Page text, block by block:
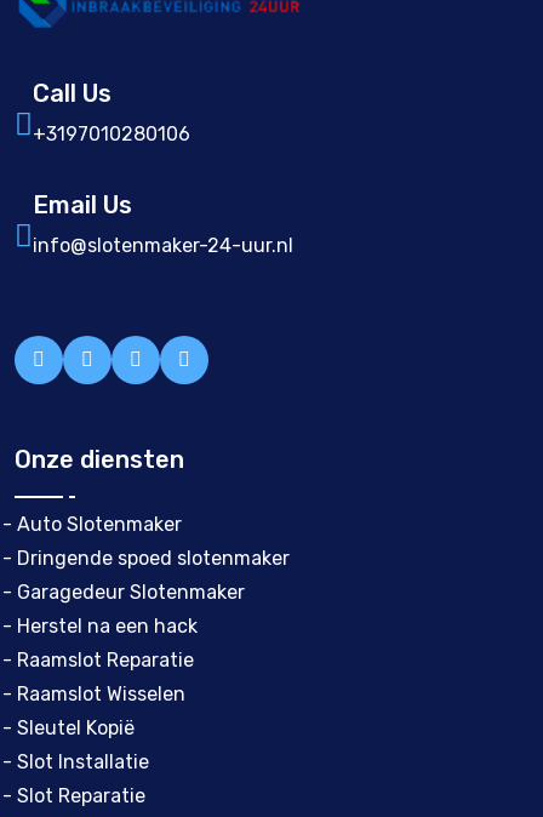
Call Us
+3197010280106
Email Us
info@slotenmaker-24-uur.nl
Onze diensten
- Auto Slotenmaker
- Dringende spoed slotenmaker
- Garagedeur Slotenmaker
- Herstel na een hack
- Raamslot Reparatie
- Raamslot Wisselen
- Sleutel Kopië
- Slot Installatie
- Slot Reparatie